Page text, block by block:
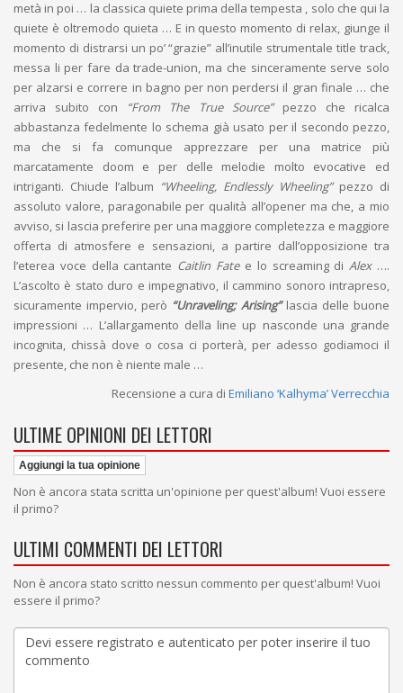
metà in poi … la classica quiete prima della tempesta , solo che qui la
quiete è oltremodo quieta … E in questo momento di relax, giunge il
momento di distrarsi un po’ “grazie” all’inutile strumentale title track,
messa li per fare da trade-union, ma che sinceramente serve solo
per alzarsi e correre in bagno per non perdersi il gran finale … che
arriva subito con “From The True Source”pezzo che ricalca
abbastanza fedelmente lo schema già usato per il secondo pezzo,
ma che si fa comunque apprezzare per una matrice più
marcatamente doom e per delle melodie molto evocative ed
intriganti. Chiude l’album “Wheeling, Endlessly Wheeling” pezzo di
assoluto valore, paragonabile per qualità all’opener ma che, a mio
avviso, si lascia preferire per una maggiore completezza e maggiore
offerta di atmosfere e sensazioni, a partire dall’opposizione tra
l’eterea voce della cantante Caitlin Fatee lo screaming diAlex….
L’ascolto è stato duro e impegnativo, il cammino sonoro intrapreso,
sicuramente impervio, però “Unraveling; Arising” lascia delle buone
impressioni … L’allargamento della line up nasconde una grande
incognita, chissà dove o cosa ci porterà, per adesso godiamoci il
presente, che non è niente male …
Recensione a cura di Emiliano ‘Kalhyma’ Verrecchia
ULTIME OPINIONI DEI LETTORI
Aggiungi la tua opinione
Non è ancora stata scritta un'opinione per quest'album! Vuoi essere
il primo?
ULTIMI COMMENTI DEI LETTORI
Non è ancora stato scritto nessun commento per quest'album! Vuoi
essere il primo?